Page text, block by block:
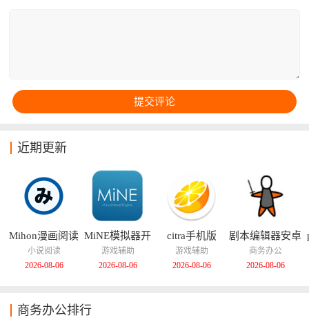
近期更新
Mihon漫画阅读
器
小说阅读
2026-08-06
MiNE模拟器开
源版
游戏辅助
2026-08-06
citra手机版
游戏辅助
2026-08-06
剧本编辑器安卓
版
商务办公
2026-08-06
商务办公排行